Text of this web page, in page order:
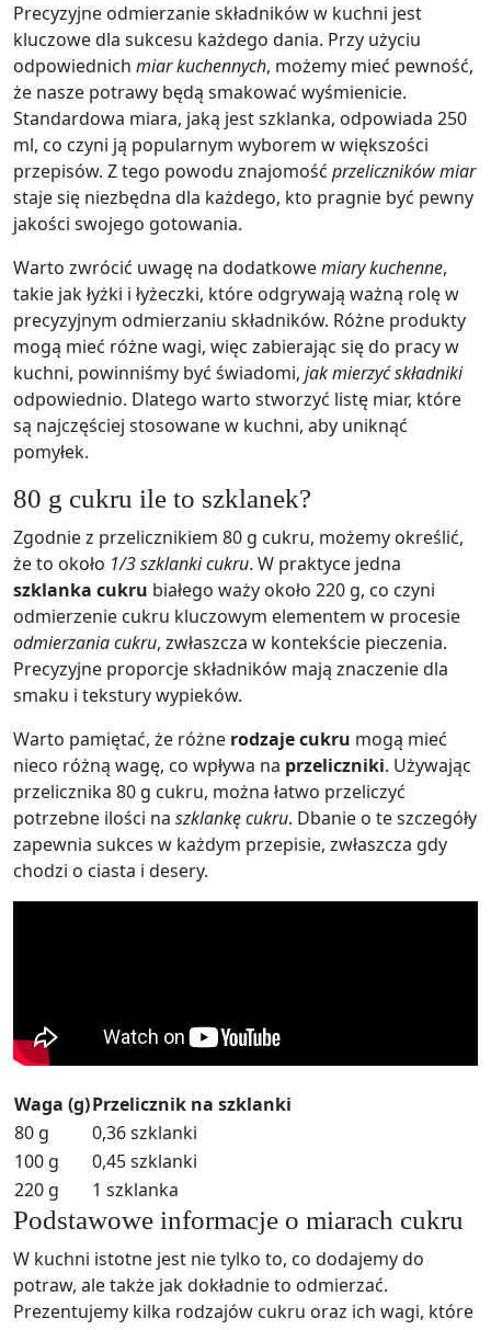
Precyzyjne odmierzanie składników w kuchni jest
kluczowe dla sukcesu każdego dania. Przy użyciu
odpowiednich miar kuchennych, możemy mieć pewność,
że nasze potrawy będą smakować wyśmienicie.
Standardowa miara, jaką jest szklanka, odpowiada 250
ml, co czyni ją popularnym wyborem w większości
przepisów. Z tego powodu znajomość przeliczników miar
staje się niezbędna dla każdego, kto pragnie być pewny
jakości swojego gotowania.
Warto zwrócić uwagę na dodatkowemiary kuchenne,
takie jak łyżki i łyżeczki, które odgrywają ważną rolę w
precyzyjnym odmierzaniu składników. Różne produkty
mogą mieć różne wagi, więc zabierając się do pracy w
kuchni, powinniśmy być świadomi, jak mierzyć składniki
odpowiednio. Dlatego warto stworzyć listę miar, które
są najczęściej stosowane w kuchni, aby uniknąć
pomyłek.
80 g cukru ile to szklanek?
Zgodnie z przelicznikiem 80 g cukru, możemy określić,
że to około 1/3 szklanki cukru. W praktyce jedna
szklanka cukru białego waży około 220 g, co czyni
odmierzenie cukru kluczowym elementem w procesie
odmierzania cukru, zwłaszcza w kontekście pieczenia.
Precyzyjne proporcje składników mają znaczenie dla
smaku i tekstury wypieków.
Warto pamiętać, że różne rodzaje cukru mogą mieć
nieco różną wagę, co wpływa na przeliczniki. Używając
przelicznika 80 g cukru, można łatwo przeliczyć
potrzebne ilości na szklankę cukru. Dbanie o te szczegóły
zapewnia sukces w każdym przepisie, zwłaszcza gdy
chodzi o ciasta i desery.
Waga (g)Przelicznik na szklanki
80 g
0,36 szklanki
100 g
0,45 szklanki
220 g
1 szklanka
Podstawowe informacje o miarach cukru
W kuchni istotne jest nie tylko to, co dodajemy do
potraw, ale także jak dokładnie to odmierzać.
Prezentujemy kilka rodzajów cukru oraz ich wagi, które